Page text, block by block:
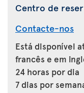
Centro de
Contacte-nos
Está disponível
francês e em
24 horas por dia
7 dias por